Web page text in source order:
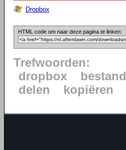
Dropbox
HTML code om naar deze pagina te linken:
Trefwoorden:
dropbox
bestand
delen
kopiëren